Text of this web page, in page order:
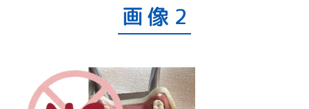
画像2口腔保健センター
会員専用ページ プライバシーポリシー